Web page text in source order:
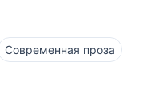
Современная проза